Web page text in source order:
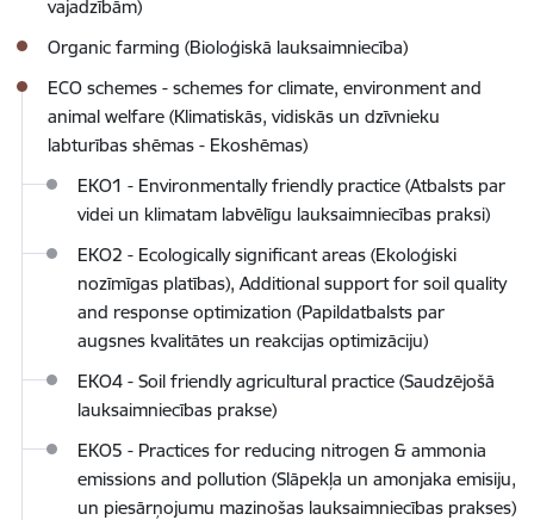
vajadzībām)
Organic farming (Bioloģiskā lauksaimniecība)
ECO schemes - schemes for climate, environment and
animal welfare (Klimatiskās, vidiskās un dzīvnieku
labturības shēmas - Ekoshēmas)
EKO1 - Environmentally friendly practice (Atbalsts par
videi un klimatam labvēlīgu lauksaimniecības praksi)
EKO2 - Ecologically significant areas (Ekoloģiski
nozīmīgas platības), Additional support for soil quality
and response optimization (Papildatbalsts par
augsnes kvalitātes un reakcijas optimizāciju)
EKO4 - Soil friendly agricultural practice (Saudzējošā
lauksaimniecības prakse)
EKO5 - Practices for reducing nitrogen & ammonia
emissions and pollution (Slāpekļa un amonjaka emisiju,
un piesārņojumu mazinošas lauksaimniecības prakses)